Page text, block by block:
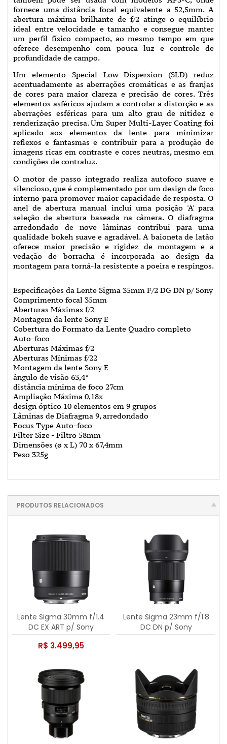
fornece uma distância focal equivalente a 52,5mm. A
abertura máxima brilhante de f/2 atinge o equilíbrio
ideal entre velocidade e tamanho e consegue manter
um perfil físico compacto, ao mesmo tempo em que
oferece desempenho com pouca luz e controle de
profundidade de campo.
Um elemento Special Low Dispersion (SLD) reduz
acentuadamente as aberrações cromáticas e as franjas
de cores para maior clareza e precisão de cores. Três
elementos asféricos ajudam a controlar a distorção e as
aberrações esféricas para um alto grau de nitidez e
renderização precisa. Um Super Multi-Layer Coating foi
aplicado aos elementos da lente para minimizar
reflexos e fantasmas e contribuir para a produção de
imagens ricas em contraste e cores neutras, mesmo em
condições de contraluz.
O motor de passo integrado realiza autofoco suave e
silencioso, que é complementado por um design de foco
interno para promover maior capacidade de resposta. O
anel de abertura manual inclui uma posição 'A' para
seleção de abertura baseada na câmera. O diafragma
arredondado de nove lâminas contribui para uma
qualidade bokeh suave e agradável. A baioneta de latão
oferece maior precisão e rigidez de montagem e a
vedação de borracha é incorporada ao design da
montagem para torná-la resistente a poeira e respingos.
Especificações da Lente Sigma 35mm F/2 DG DN p/ Sony
Comprimento focal 35mm
Aberturas Máximas f/2
Montagem da lente Sony E
Cobertura do Formato da Lente Quadro completo
Auto-foco
Aberturas Máximas f/2
Aberturas Mínimas f/22
Montagem da lente Sony E
ângulo de visão 63,4°
distância mínima de foco 27cm
Ampliação Máxima 0,18x
design óptico 10 elementos em 9 grupos
Lâminas de Diafragma 9, arredondado
Focus Type Auto-foco
Filter Size - Filtro 58mm
Dimensões (ø x L) 70 x 67,4mm
Peso 325g
PRODUTOS RELACIONADOS
Lente Sigma 30mm f/1.4
DC EX ART p/ Sony
R$ 3.499,95
Lente Sigma 23mm f/1.8
DC DN p/ Sony